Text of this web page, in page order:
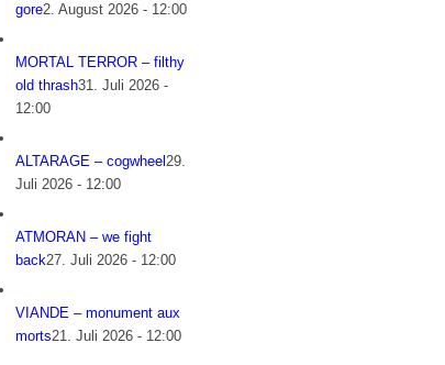
gore2. August 2026 - 12:00
MORTAL TERROR – filthy
old thrash31. Juli 2026 -
12:00
ALTARAGE – cogwheel29.
Juli 2026 - 12:00
ATMORAN – we fight
back27. Juli 2026 - 12:00
VIANDE – monument aux
morts21. Juli 2026 - 12:00